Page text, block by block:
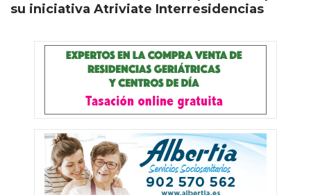
su iniciativa Atriviate Interresidencias